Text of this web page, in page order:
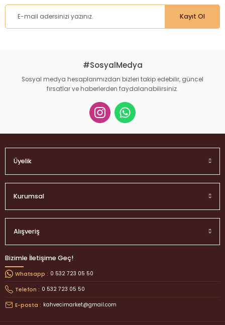
Kayıt Ol
#SosyalMedya
Sosyal medya hesaplarımızdan bizleri takip edebilir, güncel
fırsatlar ve haberlerden faydalanabilirsiniz.
Üyelik
Kurumsal
Alışveriş
Bizimle İletişime Geç!
Whatsapp : 0 532 723 05 50
Telefon : 0 532 723 05 50
E-posta : kahvecimarket@gmail.com